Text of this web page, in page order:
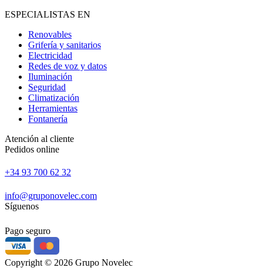
ESPECIALISTAS EN
Renovables
Grifería y sanitarios
Electricidad
Redes de voz y datos
Iluminación
Seguridad
Climatización
Herramientas
Fontanería
Atención al cliente
Pedidos online
+34 93 700 62 32
info@gruponovelec.com
Síguenos
Pago seguro
Copyright © 2026 Grupo Novelec